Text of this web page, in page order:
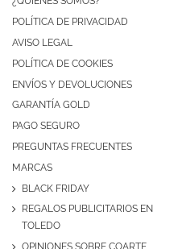
POLÍTICA DE PRIVACIDAD
AVISO LEGAL
POLÍTICA DE COOKIES
ENVÍOS Y DEVOLUCIONES
GARANTÍA GOLD
PAGO SEGURO
PREGUNTAS FRECUENTES
MARCAS
BLACK FRIDAY
REGALOS PUBLICITARIOS EN
TOLEDO